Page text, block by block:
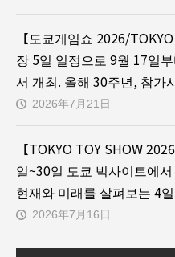
【도쿄게임쇼 2026/
장 5일 일정으로 9월 17일
서 개최. 올해 30주년, 참가
2026年7月21日
【TOKYO TOY SHOW
일~30일 도쿄 빅사이트에
현재와 미래를 살펴보는 4
2026年7月16日